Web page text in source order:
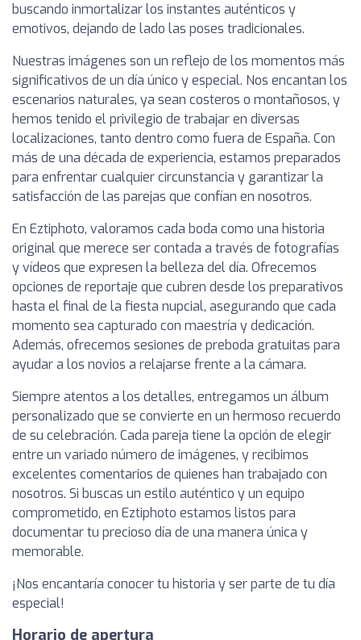
buscando inmortalizar los instantes auténticos y
emotivos, dejando de lado las poses tradicionales.
Nuestras imágenes son un reflejo de los momentos más
significativos de un día único y especial. Nos encantan los
escenarios naturales, ya sean costeros o montañosos, y
hemos tenido el privilegio de trabajar en diversas
localizaciones, tanto dentro como fuera de España. Con
más de una década de experiencia, estamos preparados
para enfrentar cualquier circunstancia y garantizar la
satisfacción de las parejas que confían en nosotros.
En Eztiphoto, valoramos cada boda como una historia
original que merece ser contada a través de fotografías
y vídeos que expresen la belleza del día. Ofrecemos
opciones de reportaje que cubren desde los preparativos
hasta el final de la fiesta nupcial, asegurando que cada
momento sea capturado con maestría y dedicación.
Además, ofrecemos sesiones de preboda gratuitas para
ayudar a los novios a relajarse frente a la cámara.
Siempre atentos a los detalles, entregamos un álbum
personalizado que se convierte en un hermoso recuerdo
de su celebración. Cada pareja tiene la opción de elegir
entre un variado número de imágenes, y recibimos
excelentes comentarios de quienes han trabajado con
nosotros. Si buscas un estilo auténtico y un equipo
comprometido, en Eztiphoto estamos listos para
documentar tu precioso día de una manera única y
memorable.
¡Nos encantaría conocer tu historia y ser parte de tu día
especial!
Horario de apertura